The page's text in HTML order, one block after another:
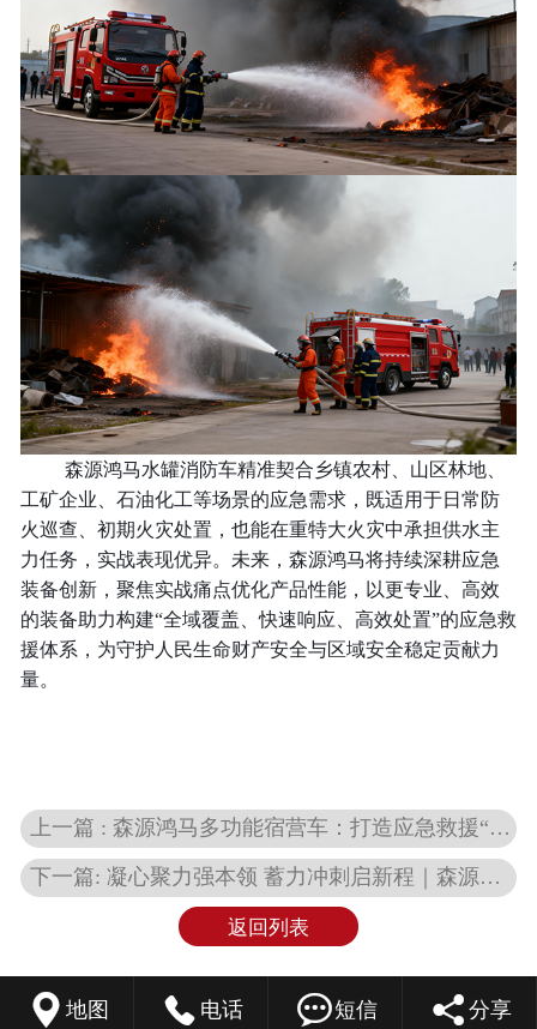
森源鸿马水罐消防车精准契合乡镇农村、山区林地、
工矿企业、石油化工等场景的应急需求，既适用于日常防
火巡查、初期火灾处置，也能在重特大火灾中承担供水主
力任务，实战表现优异。未来，森源鸿马将持续深耕应急
装备创新，聚焦实战痛点优化产品性能，以更专业、高效
的装备助力构建“全域覆盖、快速响应、高效处置”的应急救
援体系，为守护人民生命财产安全与区域安全稳定贡献力
量。
上一篇 : 森源鸿马多功能宿营车：打造应急救援“移动之家”
下一篇: 凝心聚力强本领 蓄力冲刺启新程｜森源鸿马销售部召开5月份总结培训会
返回列表
 地图  电话 短信  分享